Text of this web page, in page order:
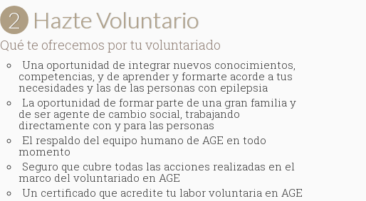
2 Hazte Voluntario
Qué te ofrecemos por tu voluntariado
Una oportunidad de integrar nuevos conocimientos,
competencias, y de aprender y formarte acorde a tus
necesidades y las de las personas con epilepsia
La oportunidad de formar parte de una gran familia y
de ser agente de cambio social, trabajando
directamente con y para las personas
El respaldo del equipo humano de AGE en todo
momento
Seguro que cubre todas las acciones realizadas en el
marco del voluntariado en AGE
Un certificado que acredite tu labor voluntaria en AGE